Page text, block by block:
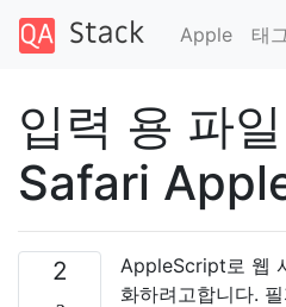
Apple 태그
입력 용 파
Safari
2
AppleScript로 웹
화하려고합니다.